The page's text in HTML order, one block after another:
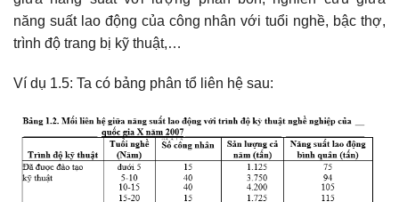
năng suất lao động của công nhân với tuổi nghề, bậc thợ,
trình độ trang bị kỹ thuật,…
Ví dụ 1.5: Ta có bảng phân tổ liên hệ sau: